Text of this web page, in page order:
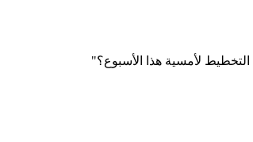
لأمسية هذا الأسبوع؟"